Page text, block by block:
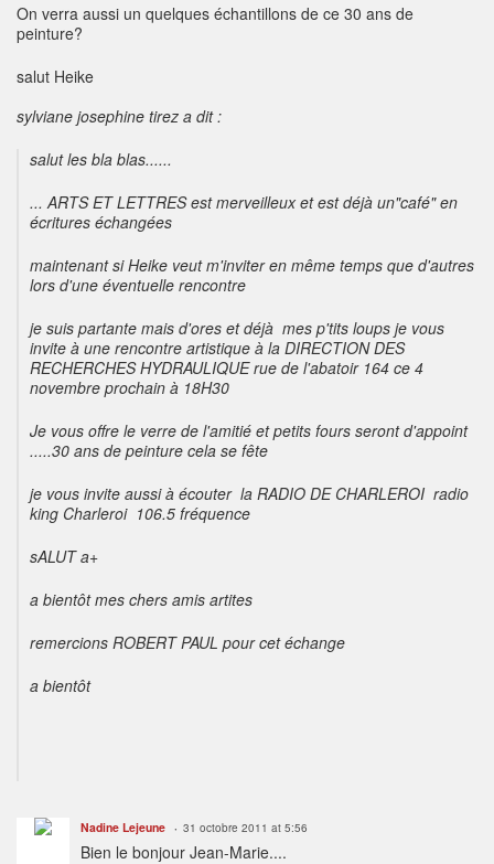
On verra aussi un quelques échantillons de ce 30 ans de
peinture?
salut Heike
sylviane josephine tirez a dit :
salut les bla blas......
... ARTS ET LETTRES est merveilleux et est déjà un"café" en
écritures échangées
maintenant si Heike veut m'inviter en même temps que d'autres
lors d'une éventuelle rencontre
je suis partante mais d'ores et déjà mes p'tits loups je vous
invite à une rencontre artistique à la DIRECTION DES
RECHERCHES HYDRAULIQUE rue de l'abatoir 164 ce 4
novembre prochain à 18H30
Je vous offre le verre de l'amitié et petits fours seront d'appoint
.....30 ans de peinture cela se fête
je vous invite aussi à écouter la RADIO DE CHARLEROI radio
king Charleroi 106.5 fréquence
sALUT a+
a bientôt mes chers amis artites
remercions ROBERT PAUL pour cet échange
a bientôt
Nadine Lejeune 31 octobre 2011 at 5:56
Bien le bonjour Jean-Marie....